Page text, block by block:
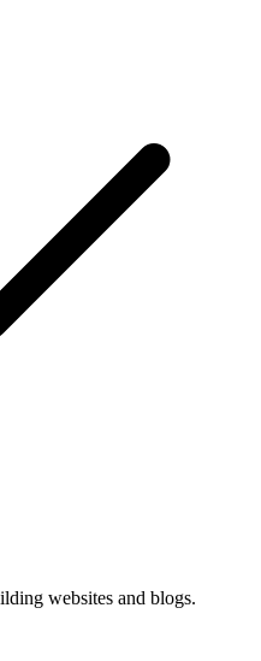
websites and blogs.